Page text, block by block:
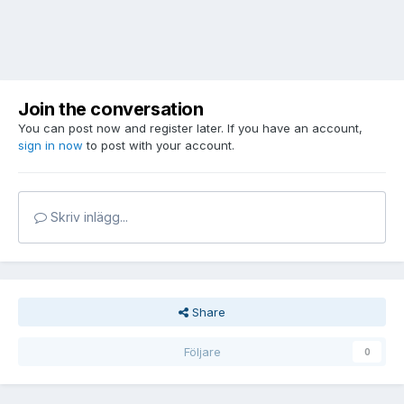
Join the conversation
You can post now and register later. If you have an account,
sign in now to post with your account.
Skriv inlägg...
Share
Följare 0